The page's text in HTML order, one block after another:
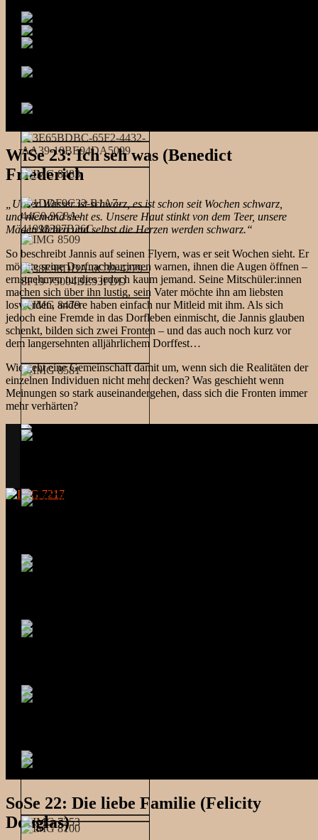
WiSe 23: Ich seh was (Benedict
Friederich
„Unser Wasser ist schwarz, es ist schon seit Wochen schwarz,
und niemand sieht es. Unsere Haut stinkt von dem Teer, unsere
Mägen kleben und selbst die Herzen werden schwarz.“
So beschreibt Jannis auf seinen Flyern, was er seit Wochen sieht. Er
möchte seine Dorfnachbar:innen warnen, ihnen die Augen öffnen –
ernstnehmen tut dies jedoch kaum jemand. Seine Mitschüler:innen
machen sich über ihn lustig, sein Vater möchte ihn am liebsten
loswerden, andere haben einfach nur Mitleid mit ihm. Als sich
jedoch eine Fremde in das Dorfleben einmischt, die Jannis glauben
schenkt, bilden sich zwei Fronten – und das auch noch kurz vor
dem langersehnten alljährlichem Dorffest…
Wie geht eine Gemeinschaft damit um, wenn sich die Realitäten der
einzelnen Individuen nicht mehr decken? Was geschieht wenn
Meinungen so stark auseinandergehen, dass sich die Fronten immer
mehr verhärten?
SoSe 22: Die liebe Familie (Felicity
Douglas)